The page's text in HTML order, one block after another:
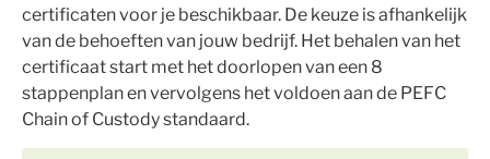
certificaten voor je beschikbaar. De keuze is afhankelijk
van de behoeften van jouw bedrijf. Het behalen van het
certificaat start met het doorlopen van een 8
stappenplan en vervolgens het voldoen aan de PEFC
Chain of Custody standaard.